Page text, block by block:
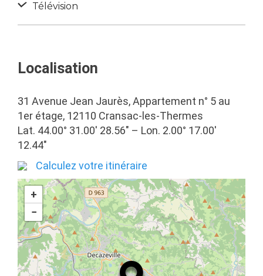
Télévision
Localisation
31 Avenue Jean Jaurès, Appartement n° 5 au
1er étage, 12110 Cransac-les-Thermes
Lat. 44.00° 31.00′ 28.56″ – Lon. 2.00° 17.00′
12.44″
Calculez votre itinéraire
+
−